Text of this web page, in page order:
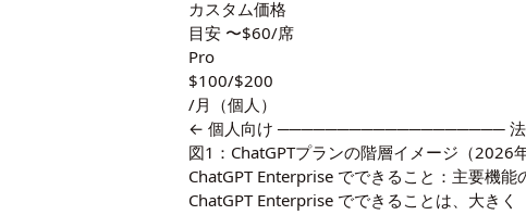
カスタム価格
目安 〜$60/席
Pro
$100/$200
/月（個人）
← 個人向け ─────────────────── 法
図1：ChatGPTプランの階層イメージ（2026
ChatGPT Enterprise でできること：主要機能
ChatGPT Enterprise でできることは、大き